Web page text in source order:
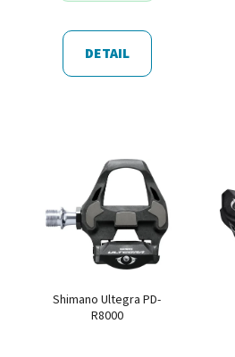
DETAIL
Shimano Ultegra PD-
R8000